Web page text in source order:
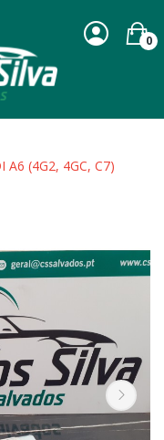
0
(4G2, 4GC, C7)